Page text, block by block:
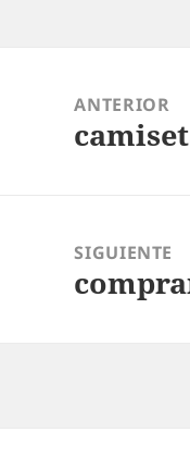
entradas
ANTERIOR
Entrada
SIGUIENTE
Entrada